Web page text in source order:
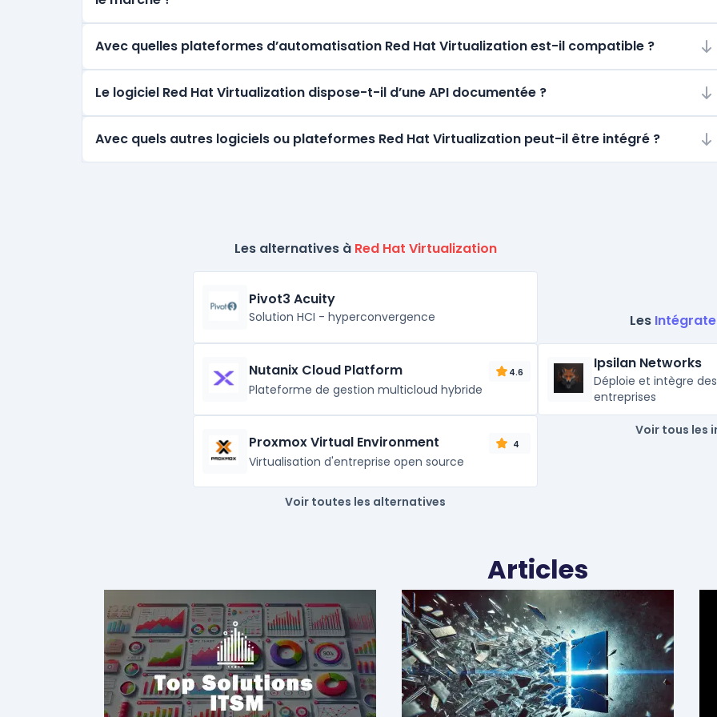
Avec quelles plateformes d’automatisation Red Hat Virtualization est-il compatible ?
Le logiciel Red Hat Virtualization dispose-t-il d’une API documentée ?
Avec quels autres logiciels ou plateformes Red Hat Virtualization peut-il être intégré ?
Les alternatives à Red Hat Virtualization
Pivot3 Acuity
Solution HCI - hyperconvergence
Nutanix Cloud Platform 4.6
Plateforme de gestion multicloud hybride
Proxmox Virtual Environment 4
Virtualisation d'entreprise open source
Voir toutes les alternatives
Les
Ipsilan Networks
Déploie et intègre
entreprises
Voir tous les
Articles